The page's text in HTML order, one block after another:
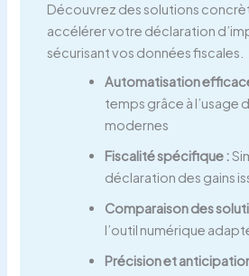
Découvrez des solutions
accélérer votre déclaration
sécurisant vos données fiscales.
Automatisation
temps grâce à l’usage
modernes
Fiscalité spécifique :
déclaration des gains
Comparaison des
l’outil numérique
Précision et